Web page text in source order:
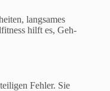
langsames
hilft es, Geh-
Fehler. Sie